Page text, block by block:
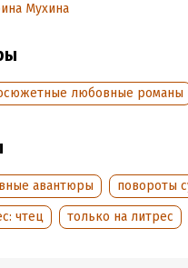
информация
1 января 2020
2021
Мухина
любовные романы
авантюры повороты
чтец
только на литрес